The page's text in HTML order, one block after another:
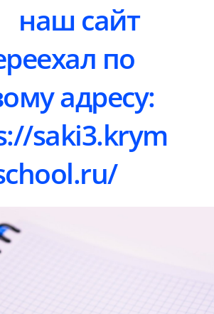
сайт
по
адресу:
saki3.krym